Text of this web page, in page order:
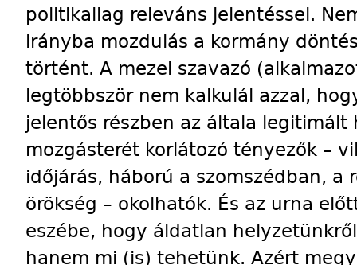
politikailag releváns jelentéssel.
irányba mozdulás a kormány
történt. A mezei szavazó
legtöbbször nem kalkulál azzal,
jelentős részben az általa
mozgásterét korlátozó tényezők –
időjárás, háború a szomszédban, a
örökség – okolhatók. És az urna
eszébe, hogy áldatlan
hanem mi (is) tehetünk. Azért